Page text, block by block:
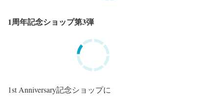
1周年記念ショップ第3弾
1st Anniversary記念ショップに